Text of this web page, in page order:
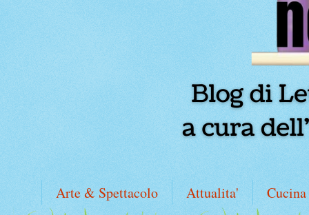
Arte & Spettacolo Attualita' Cucina